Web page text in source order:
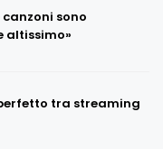
canzoni sono
altissimo»
tra streaming